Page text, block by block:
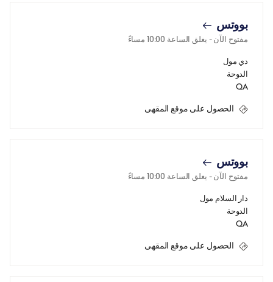
بووتس
مفتوح الآن - يغلق الساعة 10:00 مساءً
دي مول
الدوحة
QA
الحصول على موقع المقهى
بووتس
مفتوح الآن - يغلق الساعة 10:00 مساءً
دار السلام مول
الدوحة
QA
الحصول على موقع المقهى